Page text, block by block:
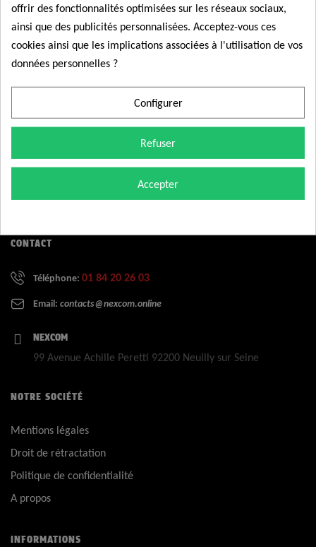
capteurs et composants électroniques automobiles
fiables, conformes aux normes des constructeurs et
CONTACT
Téléphone: 01 84 20 26 03
Email: contacts@nexcom.online
NEXCOM
99 Avenue Achille Peretti 92200 Neuilly sur Seine
NOTRE SOCIÉTÉ
Mentions légales
Droit de rétractation
Politique de confidentialité
A propos
INFORMATIONS
offrir des fonctionnalités optimisées sur les réseaux sociaux,
ainsi que des publicités personnalisées. Acceptez-vous ces
cookies ainsi que les implications associées à l'utilisation de vos
données personnelles ?
Configurer
Refuser
Accepter